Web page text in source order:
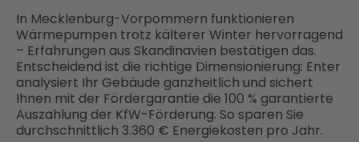
In Mecklenburg-Vorpommern funktionieren
Wärmepumpen trotz kälterer Winter hervorragend
– Erfahrungen aus Skandinavien bestätigen das.
Entscheidend ist die richtige Dimensionierung: Enter
analysiert Ihr Gebäude ganzheitlich und sichert
Ihnen mit der Fördergarantie die 100 % garantierte
Auszahlung der KfW-Förderung. So sparen Sie
durchschnittlich 3.360 € Energiekosten pro Jahr.